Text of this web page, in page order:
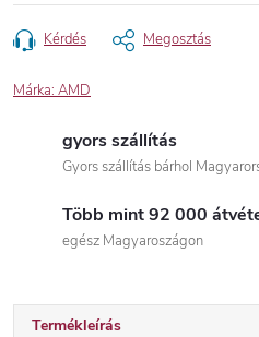
Kérdés Megosztás
Márka: AMD
gyors szállítás
Gyors szállítás bárhol
Több mint 92 000
egész Magyaroszágon
Termékleírás